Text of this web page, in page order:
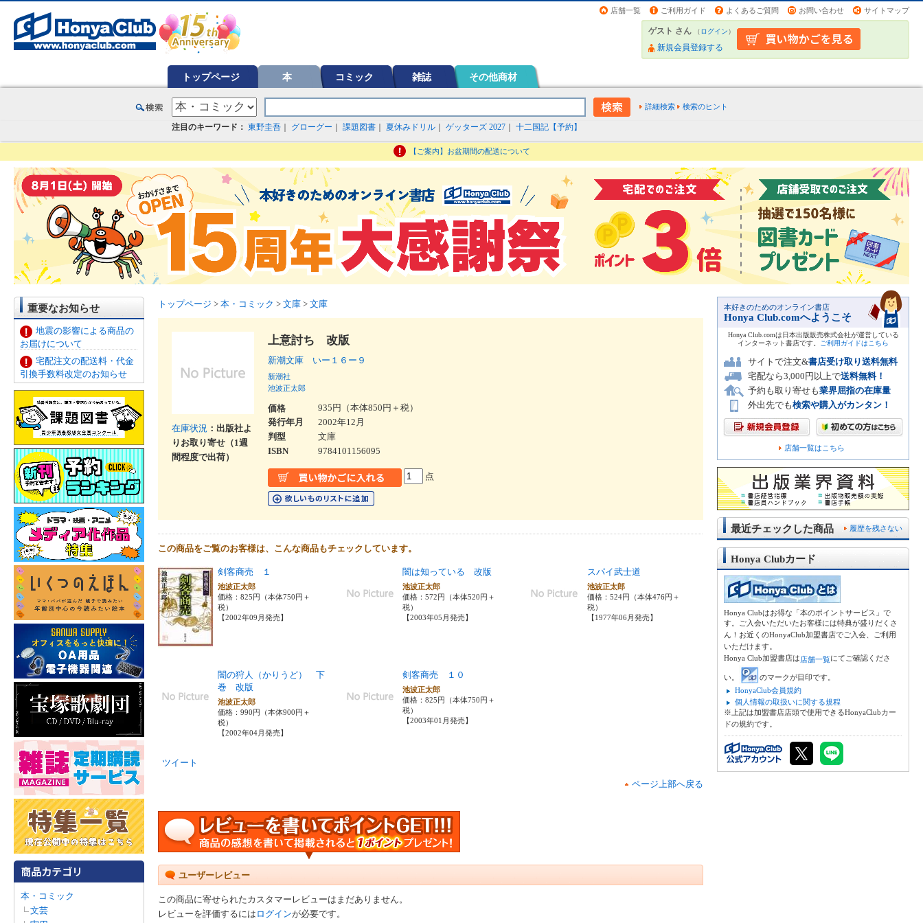
店舗一覧 ご利用ガイド よくあるご質問 お問い合わせ サイトマップ
ゲスト さん （ログイン）
新規会員登録する
トップページ 本 コミック 雑誌 その他商材
詳細検索 検索のヒント
注目のキーワード： 東野圭吾 グローグー 課題図書 夏休みドリル ゲッターズ 2027 十二国記【予約】
【ご案内】お盆期間の配送について
重要なお知らせ
地震の影響による商品の
お届けについて
宅配注文の配送料・代金
引換手数料改定のお知らせ
本・コミック
文芸
トップページ > 本・コミック > 文庫 > 文庫
在庫状況 ：出版社よ
りお取り寄せ（1週
間程度で出荷）
上意討ち 改版
新潮文庫 いー１６ー９
新潮社
池波正太郎
価格
935円（本体850円＋税）
発行年月
2002年12月
判型
文庫
ISBN
9784101156095
点
この商品をご覧のお客様は、こんな商品もチェックしています。
剣客商売 １
池波正太郎
価格：825円（本体750円＋
税）
【2002年09月発売】
闇は知っている 改版
池波正太郎
価格：572円（本体520円＋
税）
【2003年05月発売】
スパイ武士道
池波正太郎
価格：524円（本体476円＋
税）
【1977年06月発売】
闇の狩人（かりうど） 下
巻 改版
池波正太郎
価格：990円（本体900円＋
税）
【2002年04月発売】
剣客商売 １０
池波正太郎
価格：825円（本体750円＋
税）
【2003年01月発売】
ツイート
ページ上部へ戻る
ユーザーレビュー
この商品に寄せられたカスタマーレビューはまだありません。
レビューを評価するには ログインが必要です。
本好きのためのオンライン書店
Honya Club.comへようこそ
Honya Club.comは日本出版販売株式会社が運営している
インターネット書店です。
ご利用ガイドはこちら
サイトで注文&書店受け取り送料無料
宅配なら3,000円以上で送料無料！
予約も取り寄せも業界屈指の在庫量
外出先でも検索や購入がカンタン！
店舗一覧はこちら
履歴を残さない
最近チェックした商品
Honya Clubカード
Honya Clubはお得な「本のポイントサービス」で
す。ご入会いただいたお客様には特典が盛りだくさ
ん！お近くのHonyaClub加盟書店でご入会、ご利用
いただけます。
Honya Club加盟書店は店舗一覧にてご確認くださ
い。
のマークが目印です。
HonyaClub会員規約
個人情報の取扱いに関する規程
※上記は加盟書店店頭で使用できるHonyaClubカー
ドの規約です。